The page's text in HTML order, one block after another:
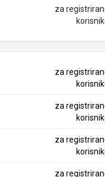
za
za
za
za
za